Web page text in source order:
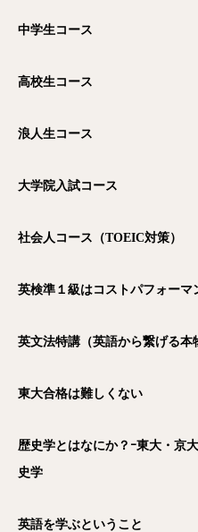
中学生コース
高校生コース
浪人生コース
大学院入試コース
社会人コース（TOEIC対策）
英検準１級はコストパフォーマ
英文法特講（英語から繋げる本
東大合格は難しくない
歴史学とはなにか？ｰ東大・京
史学
英語を学ぶということ